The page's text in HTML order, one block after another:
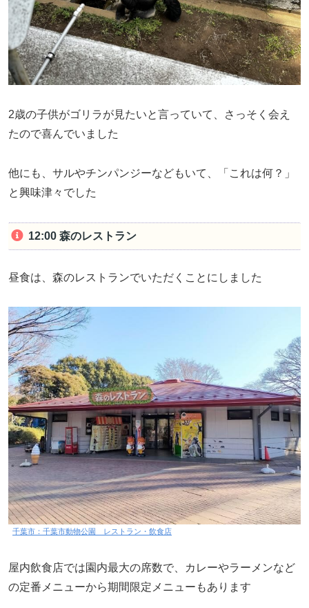
2歳の子供がゴリラが見たいと言っていて、さっそく会え
たので喜んでいました
他にも、サルやチンパンジーなどもいて、「これは何？」
と興味津々でした
12:00 森のレストラン
昼食は、森のレストランでいただくことにしました
千葉市：千葉市動物公園 レストラン・飲食店
屋内飲食店では園内最大の席数で、カレーやラーメンなど
の定番メニューから期間限定メニューもあります